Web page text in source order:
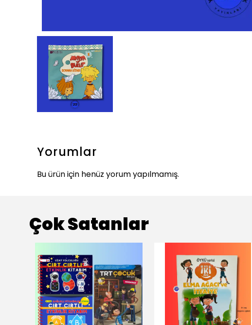
Yorumlar
Bu ürün için henüz yorum yapılmamış.
Çok Satanlar